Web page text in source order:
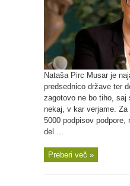
Nataša Pirc Musar je
predsednico države ter
zagotovo ne bo tiho, saj
nekaj, v kar verjame. Za
5000 podpisov podpore,
del ...
Preberi več »